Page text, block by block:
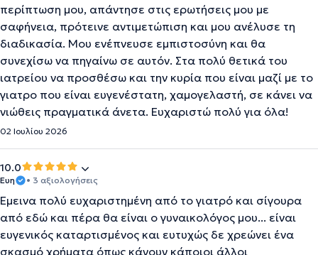
περίπτωση μου, απάντησε στις ερωτήσεις μου με
σαφήνεια, πρότεινε αντιμετώπιση και μου ανέλυσε τη
διαδικασία. Μου ενέπνευσε εμπιστοσύνη και θα
συνεχίσω να πηγαίνω σε αυτόν. Στα πολύ θετικά του
ιατρείου να προσθέσω και την κυρία που είναι μαζί με το
γιατρο που είναι ευγενέστατη, χαμογελαστή, σε κάνει να
νιώθεις πραγματικά άνετα. Ευχαριστώ πολύ για όλα!
02 Ιουλίου 2026
10.0
Ευη • 3 αξιολογήσεις
Έμεινα πολύ ευχαριστημένη από το γιατρό και σίγουρα
από εδώ και πέρα θα είναι ο γυναικολόγος μου... είναι
ευγενικός καταρτισμένος και ευτυχώς δε χρεώνει ένα
σκασμό χρήματα όπως κάνουν κάποιοι άλλοι